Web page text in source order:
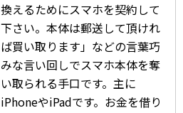
換えるためにスマホを契約して
下さい。本体は郵送して頂けれ
ば買い取ります」などの言葉巧
みな言い回しでスマホ本体を奪
い取られる手口です。主に
iPhoneやiPadです。お金を借り